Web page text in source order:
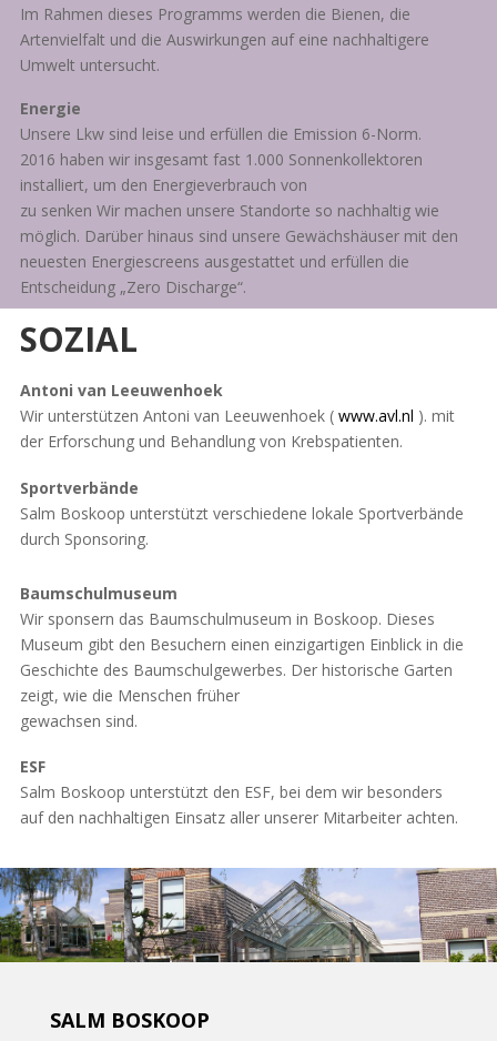
Im Rahmen dieses Programms werden die Bienen, die
Artenvielfalt und die Auswirkungen auf eine nachhaltigere
Umwelt untersucht.
Energie
Unsere Lkw sind leise und erfüllen die Emission 6-Norm.
2016 haben wir insgesamt fast 1.000 Sonnenkollektoren
installiert, um den Energieverbrauch von
zu senken Wir machen unsere Standorte so nachhaltig wie
möglich. Darüber hinaus sind unsere Gewächshäuser mit den
neuesten Energiescreens ausgestattet und erfüllen die
Entscheidung „Zero Discharge“.
SOZIAL
Antoni van Leeuwenhoek
Wir unterstützen Antoni van Leeuwenhoek (www.avl.nl ). mit
der Erforschung und Behandlung von Krebspatienten.
Sportverbände
Salm Boskoop unterstützt verschiedene lokale Sportverbände
durch Sponsoring.
Baumschulmuseum
Wir sponsern das Baumschulmuseum in Boskoop. Dieses
Museum gibt den Besuchern einen einzigartigen Einblick in die
Geschichte des Baumschulgewerbes. Der historische Garten
zeigt, wie die Menschen früher
gewachsen sind.
ESF
Salm Boskoop unterstützt den ESF, bei dem wir besonders
auf den nachhaltigen Einsatz aller unserer Mitarbeiter achten.
SALM BOSKOOP